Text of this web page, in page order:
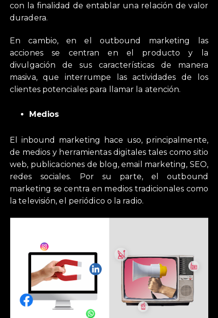
con la finalidad de entablar una relación de valor
duradera.
En cambio, en el outbound marketing las
acciones se centran en el producto y la
divulgación de sus características de manera
masiva, que interrumpe las actividades de los
clientes potenciales para llamar la atención.
Medios
El inbound marketing hace uso, principalmente,
de medios y herramientas digitales tales como sitio
web, publicaciones de blog, email marketing, SEO,
redes sociales. Por su parte, el outbound
marketing se centra en medios tradicionales como
la televisión, el periódico o la radio.